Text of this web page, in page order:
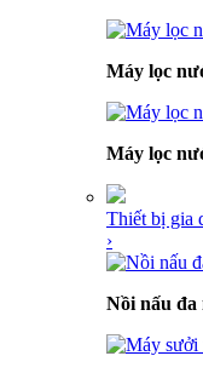
Máy lọc
Máy lọc
Thiết bị gia
›
Nồi nấu đa